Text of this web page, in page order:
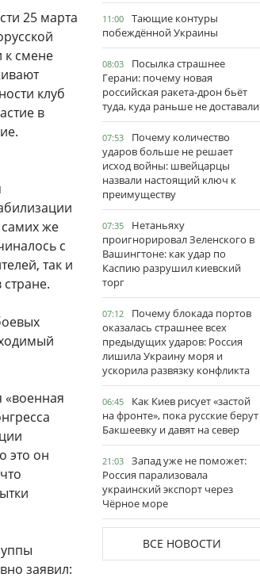
25 марта
к смене
клуб
в
самих же
с
так и
«военная
это он
заявил:
11:00
Тающие контуры
побеждённой Украины
08:03
Посылка страшнее
Герани: почему новая
российская ракета-дрон бьёт
туда, куда раньше не доставали
07:53
Почему количество
ударов больше не решает
исход войны: швейцарцы
назвали настоящий ключ к
преимуществу
07:35
Нетаньяху
проигнорировал Зеленского в
Вашингтоне: как удар по
Каспию разрушил киевский
торг
07:12
Почему блокада портов
оказалась страшнее всех
предыдущих ударов: Россия
лишила Украину моря и
ускорила развязку конфликта
06:45
Как Киев рисует «застой
на фронте», пока русские берут
Бакшеевку и давят на север
21:03
Запад уже не поможет:
Россия парализовала
украинский экспорт через
Чёрное море
ВСЕ НОВОСТИ